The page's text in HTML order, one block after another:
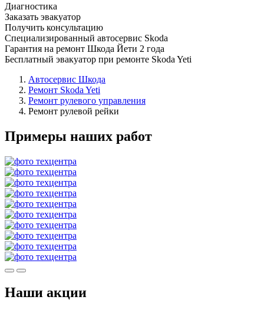
Диагностика
Заказать эвакуатор
Получить консультацию
Специализированный автосервис Skoda
Гарантия на ремонт Шкода Йети 2 года
Бесплатный эвакуатор при ремонте Skoda Yeti
Автосервис Шкода
Ремонт Skoda Yeti
Ремонт рулевого управления
Ремонт рулевой рейки
Примеры наших работ
Наши акции